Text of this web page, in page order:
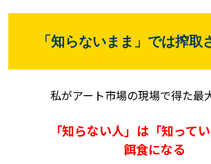
「知らないまま」では搾取
私がアート市場の現場で得た最
「知らない人」は「知って
餌食になる